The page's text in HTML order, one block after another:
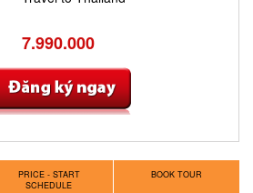
7.990.000
PRICE - START
SCHEDULE
BOOK TOUR